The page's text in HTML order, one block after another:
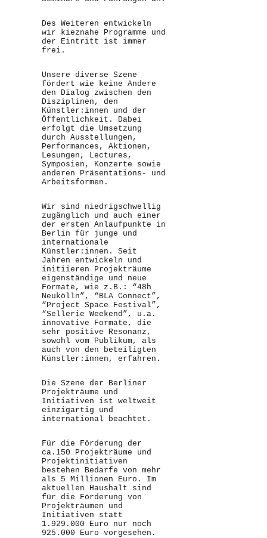
Des Weiteren entwickeln
wir kieznahe Programme und
der Eintritt ist immer
frei.
Unsere diverse Szene
fördert wie keine Andere
den Dialog zwischen den
Disziplinen, den
Künstler:innen und der
Öffentlichkeit. Dabei
erfolgt die Umsetzung
durch Ausstellungen,
Performances, Aktionen,
Lesungen, Lectures,
Symposien, Konzerte sowie
anderen Präsentations- und
Arbeitsformen.
Wir sind niedrigschwellig
zugänglich und auch einer
der ersten Anlaufpunkte in
Berlin für junge und
internationale
Künstler:innen. Seit
Jahren entwickeln und
initiieren Projekträume
eigenständige und neue
Formate, wie z.B.: “48h
Neukölln”, “BLA Connect”,
“Project Space Festival”,
“Sellerie Weekend”, u.a.
innovative Formate, die
sehr positive Resonanz,
sowohl vom Publikum, als
auch von den beteiligten
Künstler:innen, erfahren.
Die Szene der Berliner
Projekträume und
Initiativen ist weltweit
einzigartig und
international beachtet.
Für die Förderung der
ca.150 Projekträume und
Projektinitiativen
bestehen Bedarfe von mehr
als 5 Millionen Euro. Im
aktuellen Haushalt sind
für die Förderung von
Projekträumen und
Initiativen statt
1.929.000 Euro nur noch
925.000 Euro vorgesehen.